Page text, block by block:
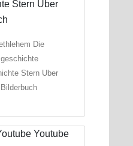
Die
Stern Uber